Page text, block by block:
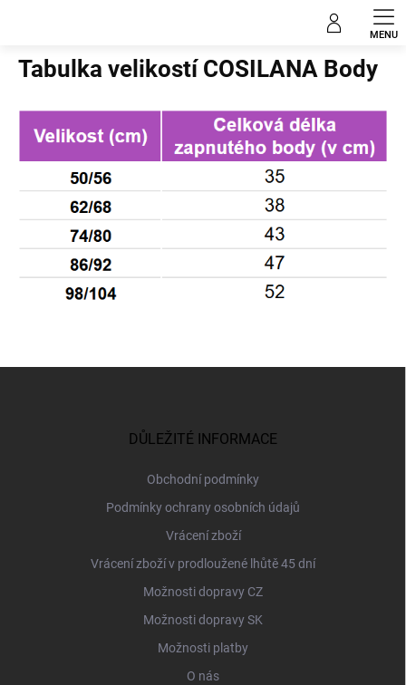
Tabulka velikostí COSILANA Body
DŮLEŽITÉ INFORMACE
Obchodní podmínky
Podmínky ochrany osobních údajů
Vrácení zboží
Vrácení zboží v prodloužené lhůtě 45 dní
Možnosti dopravy CZ
Možnosti dopravy SK
Možnosti platby
O nás